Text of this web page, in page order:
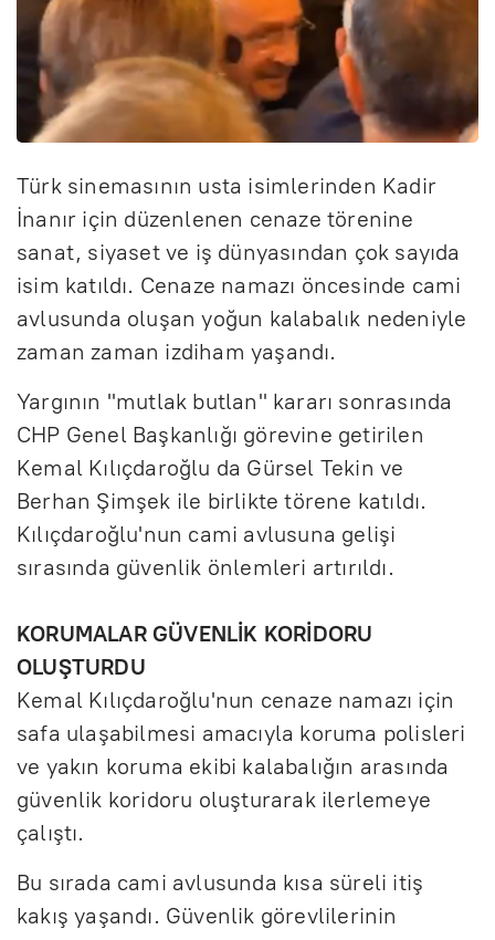
Türk sinemasının usta isimlerinden Kadir
İnanır için düzenlenen cenaze törenine
sanat, siyaset ve iş dünyasından çok sayıda
isim katıldı. Cenaze namazı öncesinde cami
avlusunda oluşan yoğun kalabalık nedeniyle
zaman zaman izdiham yaşandı.
Yargının "mutlak butlan" kararı sonrasında
CHP Genel Başkanlığı görevine getirilen
Kemal Kılıçdaroğlu da Gürsel Tekin ve
Berhan Şimşek ile birlikte törene katıldı.
Kılıçdaroğlu'nun cami avlusuna gelişi
sırasında güvenlik önlemleri artırıldı.
KORUMALAR GÜVENLİK KORİDORU
OLUŞTURDU
Kemal Kılıçdaroğlu'nun cenaze namazı için
safa ulaşabilmesi amacıyla koruma polisleri
ve yakın koruma ekibi kalabalığın arasında
güvenlik koridoru oluşturarak ilerlemeye
çalıştı.
Bu sırada cami avlusunda kısa süreli itiş
kakış yaşandı. Güvenlik görevlilerinin